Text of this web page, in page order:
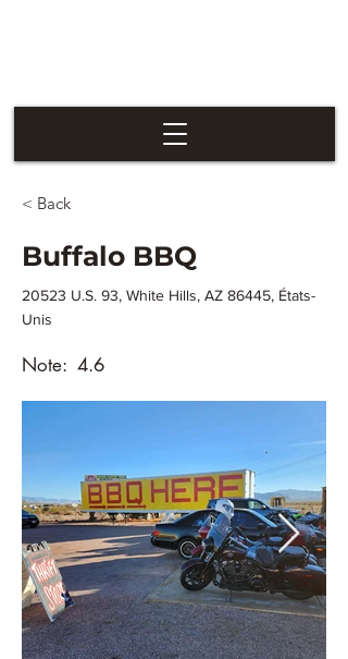
< Back
Buffalo BBQ
20523 U.S. 93, White Hills, AZ 86445, États-
Unis
Note: 4.6